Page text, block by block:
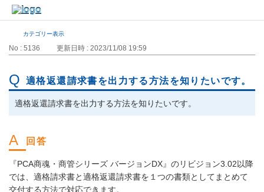
カテゴリー表示
No : 5136 更新日時 : 2023/11/08 19:59
適格返還請求書を出力する方法を知りたいです。
適格返還請求書を出力する方法を知りたいです。
『PCA商魂・商管シリーズ バージョンDX』のリビジョン3.02以降
では、適格請求書と適格返還請求書を１つの書類としてまとめて
交付する方法で対応できます。